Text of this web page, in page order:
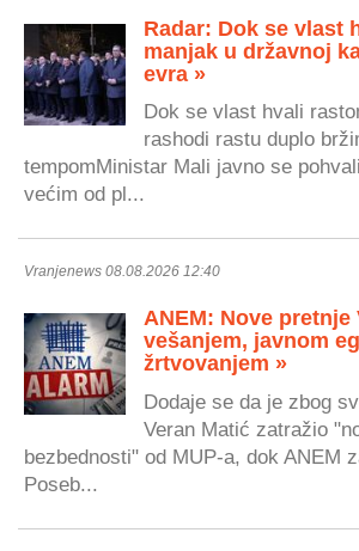
Radar: Dok se vlast
manjak u državnoj
evra »
Dok se vlast hvali
rashodi rastu duplo
tempomMinistar Mali javno se
većim od pl...
Vranjenews 08.08.2026 12:40
ANEM: Nove pretnje
vešanjem, javnom
žrtvovanjem »
Dodaje se da je zbog
Veran Matić zatražio
bezbednosti" od MUP-a, dok ANEM
Poseb...